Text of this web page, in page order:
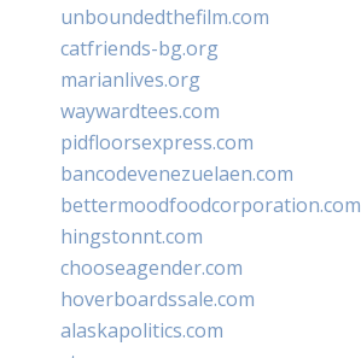
unboundedthefilm.com
catfriends-bg.org
marianlives.org
waywardtees.com
pidfloorsexpress.com
bancodevenezuelaen.com
bettermoodfoodcorporation.com
hingstonnt.com
chooseagender.com
hoverboardssale.com
alaskapolitics.com